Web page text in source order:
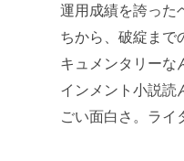
運用成績を誇った
ちから、破綻まで
キュメンタリーな
インメント小説読
ごい面白さ。ライ